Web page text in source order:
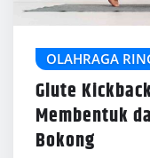
OLAHRAGA
Glute
Membentuk
Bokong